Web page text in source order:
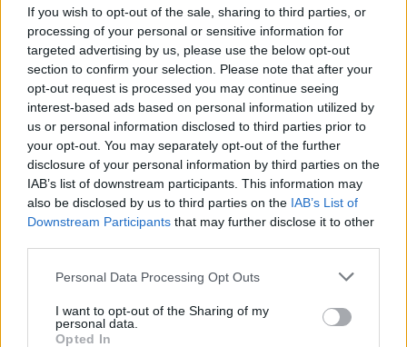
If you wish to opt-out of the sale, sharing to third parties, or
processing of your personal or sensitive information for
targeted advertising by us, please use the below opt-out
section to confirm your selection. Please note that after your
opt-out request is processed you may continue seeing
interest-based ads based on personal information utilized by
us or personal information disclosed to third parties prior to
your opt-out. You may separately opt-out of the further
disclosure of your personal information by third parties on the
IAB’s list of downstream participants. This information may
also be disclosed by us to third parties on the IAB’s List of
Downstream Participants that may further disclose it to other
Personal Data Processing Opt Outs
I want to opt-out of the Sharing of my
personal data.
Opted In
SOS (Șoșoacă)
POT (Gavrilă)
PACE (Peia)
Acțiunea Conservatoare (Târziu)
PDF (Lazarus)
PUSL (D. Voiculescu)
PNȚCD (Pavelescu)
PNCR (Terheș)
Partidul Patrioților (Surugiu)
România pe Primul Loc (Ponta)
Altul